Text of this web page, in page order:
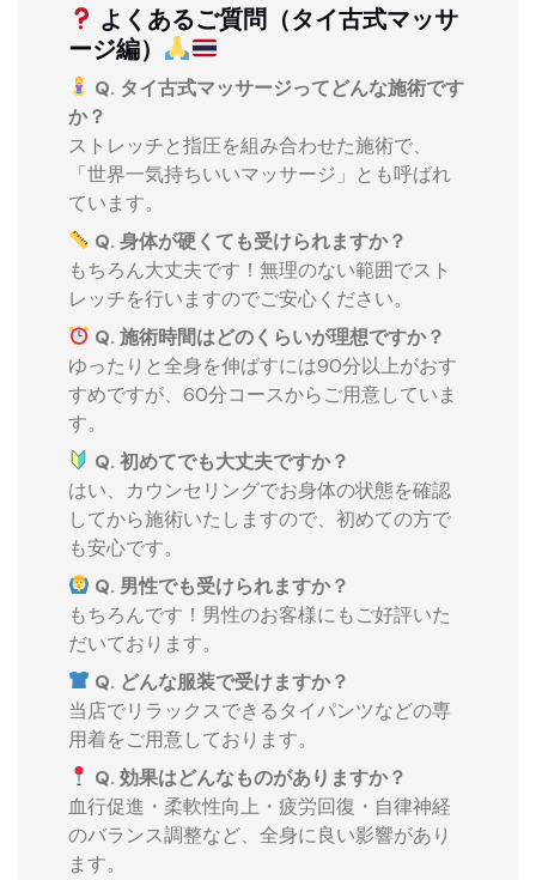
よくあるご質問（タイ古式マッサ
ージ編）
Q. タイ古式マッサージってどんな施術です
か？
ストレッチと指圧を組み合わせた施術で、
「世界一気持ちいいマッサージ」とも呼ばれ
ています。
Q. 身体が硬くても受けられますか？
もちろん大丈夫です！無理のない範囲でスト
レッチを行いますのでご安心ください。
Q. 施術時間はどのくらいが理想ですか？
ゆったりと全身を伸ばすには90分以上がおす
すめですが、60分コースからご用意していま
す。
Q. 初めてでも大丈夫ですか？
はい、カウンセリングでお身体の状態を確認
してから施術いたしますので、初めての方で
も安心です。
Q. 男性でも受けられますか？
もちろんです！男性のお客様にもご好評いた
だいております。
Q. どんな服装で受けますか？
当店でリラックスできるタイパンツなどの専
用着をご用意しております。
Q. 効果はどんなものがありますか？
血行促進・柔軟性向上・疲労回復・自律神経
のバランス調整など、全身に良い影響があり
ます。